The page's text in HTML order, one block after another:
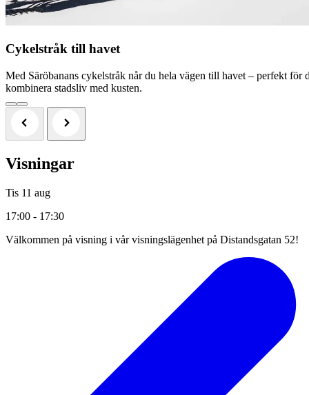
Cykelstråk till havet
Med Säröbanans cykelstråk når du hela vägen till havet – perfekt för
kombinera stadsliv med kusten.
Visningar
Tis 11 aug
17:00 - 17:30
Välkommen på visning i vår visningslägenhet på Distandsgatan 52!